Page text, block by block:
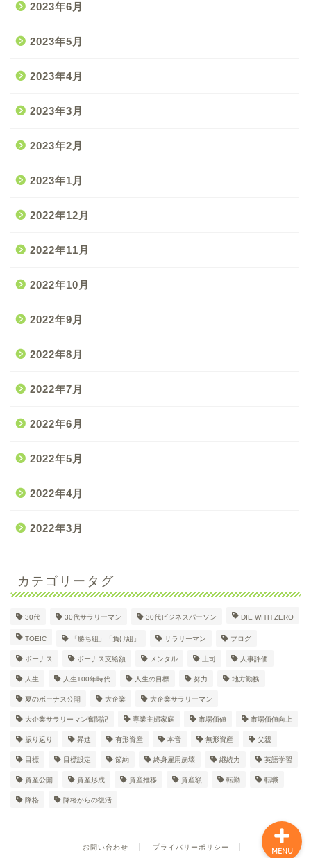
2023年6月
2023年5月
2023年4月
2023年3月
2023年2月
2023年1月
2022年12月
2022年11月
2022年10月
2022年9月
2022年8月
2022年7月
2022年6月
2022年5月
2022年4月
2022年3月
カテゴリータグ
30代 30代サラリーマン 30代ビジネスパーソン DIE WITH ZERO
TOEIC 「勝ち組」「負け組」 サラリーマン ブログ
ボーナス ボーナス支給額 メンタル 上司 人事評価
人生 人生100年時代 人生の目標 努力 地方勤務
夏のボーナス公開 大企業 大企業サラリーマン
大企業サラリーマン奮闘記 専業主婦家庭 市場価値 市場価値向上
振り返り 昇進 有形資産 本音 無形資産 父親
目標 目標設定 節約 終身雇用崩壊 継続力 英語学習
資産公開 資産形成 資産推移 資産額 転勤 転職
降格 降格からの復活
お問い合わせ プライバリーポリシー MENU
30代大企業サラリーマン
Dのプロフィール
日々の奮闘記
英語学習